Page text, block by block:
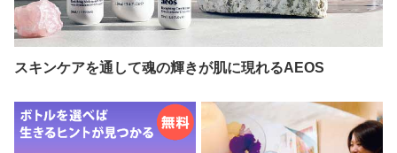
スキンケアを通して魂の輝きが肌に現れるAEOS